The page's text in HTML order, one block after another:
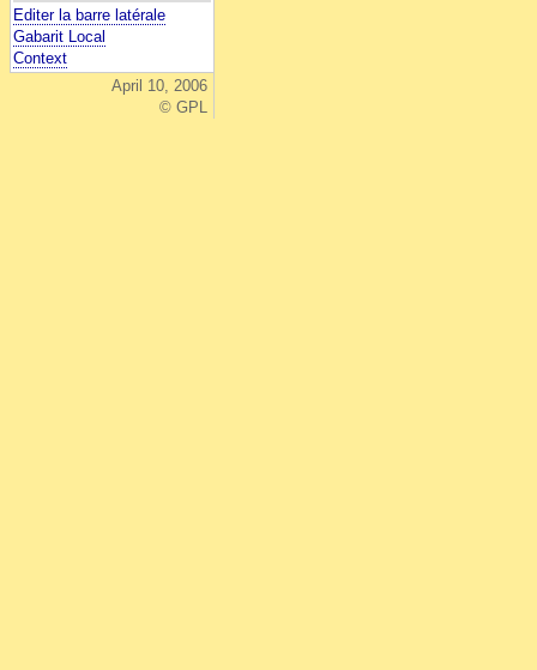
Editer la barre latérale
Gabarit Local
Context
April 10, 2006
© GPL